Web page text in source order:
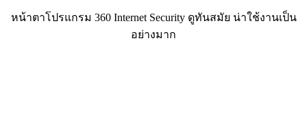
หน้าตาโปรแกรม 360 Internet Security ดูทันสมัย น่าใช้งานเป็น
อย่างมาก